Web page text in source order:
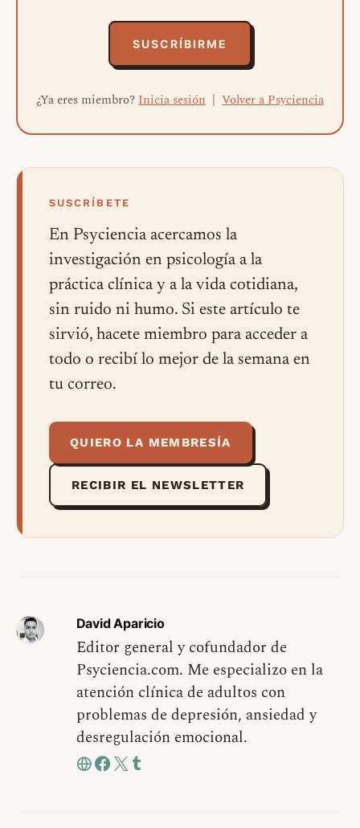
SUSCRÍBIRME
¿Ya eres miembro?Inicia sesión | Volver a Psyciencia
SUSCRÍBETE
En Psyciencia acercamos la
investigación en psicología a la
práctica clínica y a la vida cotidiana,
sin ruido ni humo. Si este artículo te
sirvió, hacete miembro para acceder a
todo o recibí lo mejor de la semana en
tu correo.
QUIERO LA MEMBRESÍA
RECIBIR EL NEWSLETTER
David Aparicio
Editor general y cofundador de
Psyciencia.com. Me especializo en la
atención clínica de adultos con
problemas de depresión, ansiedad y
desregulación emocional.